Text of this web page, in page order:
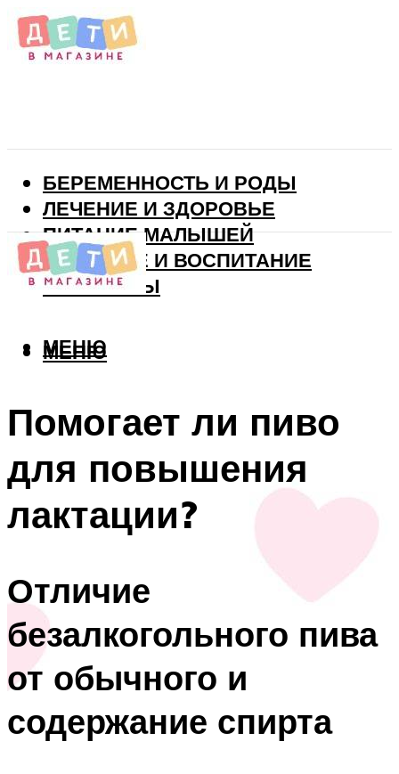
БЕРЕМЕННОСТЬ И РОДЫ
ЛЕЧЕНИЕ И ЗДОРОВЬЕ
ПИТАНИЕ МАЛЫШЕЙ
РАЗВИТИЕ И ВОСПИТАНИЕ
ВИТАМИНЫ
МЕНЮ
МЕНЮ
Помогает ли пиво
для повышения
лактации?
Отличие
безалкогольного пива
от обычного и
содержание спирта